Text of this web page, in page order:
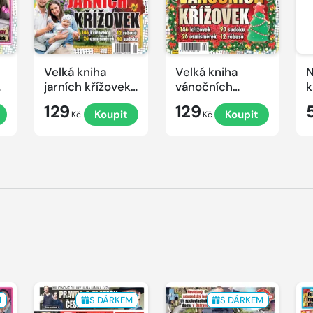
Velká kniha
jarních křížovek
129 Kč Koupit
Velká kniha
vánočních
křížovek 2025
129 Kč Koupit
S DÁRKEM S DÁRKEM